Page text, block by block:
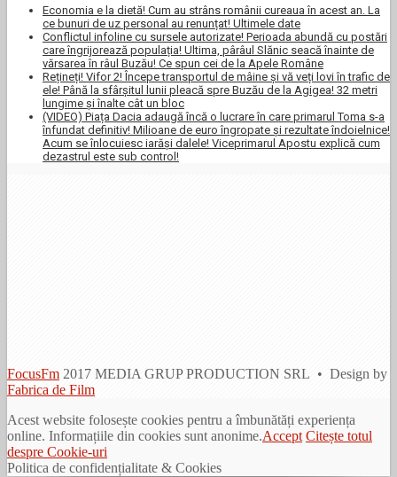
Economia e la dietă! Cum au strâns românii cureaua în acest an. La
ce bunuri de uz personal au renunțat! Ultimele date
Conflictul infoline cu sursele autorizate! Perioada abundă cu postări
care îngrijorează populația! Ultima, pârâul Slănic seacă înainte de
vărsarea în râul Buzău! Ce spun cei de la Apele Române
Rețineți! Vifor 2! Începe transportul de mâine și vă veți lovi în trafic de
ele! Până la sfârșitul lunii pleacă spre Buzău de la Agigea! 32 metri
lungime și înalte cât un bloc
(VIDEO) Piața Dacia adaugă încă o lucrare în care primarul Toma s-a
înfundat definitiv! Milioane de euro îngropate și rezultate îndoielnice!
Acum se înlocuiesc iarăși dalele! Viceprimarul Apostu explică cum
dezastrul este sub control!
FocusFm 2017 MEDIA GRUP PRODUCTION SRL • Design by
Fabrica de Film
Acest website folosește cookies pentru a îmbunătăți experiența
online. Informațiile din cookies sunt anonime.Accept Citește totul
despre Cookie-uri
Politica de confidențialitate & Cookies